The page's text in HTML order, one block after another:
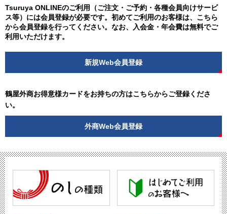
Tsuruya ONLINEのご利用（ご注文・ご予約・各種会員向けサービ
ス等）には会員登録が必要です。初めてご利用のお客様は、こちら
から会員登録を行ってください。なお、入会金・年会費は無料でご
利用いただけます。
新規Web会員登録
鶴屋外商お得意様カードをお持ちの方はこちらからご登録くださ
い。
外商Web会員登録